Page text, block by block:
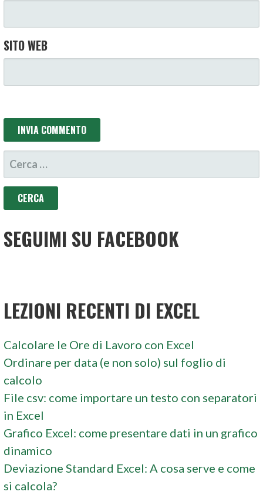
SITO WEB
RICERCA
PER:
SEGUIMI SU FACEBOOK
LEZIONI RECENTI DI EXCEL
Calcolare le Ore di Lavoro con Excel
Ordinare per data (e non solo) sul foglio di
calcolo
File csv: come importare un testo con separatori
in Excel
Grafico Excel: come presentare dati in un grafico
dinamico
Deviazione Standard Excel: A cosa serve e come
si calcola?